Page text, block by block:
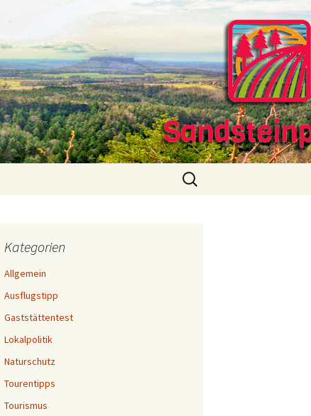
Suchen
nach:
Kategorien
Allgemein
Ausflugstipp
Gaststättentest
Lokalpolitik
Naturschutz
Tourentipps
Tourismus